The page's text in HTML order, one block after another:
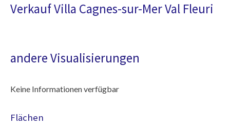
Verkauf Villa Cagnes-sur-Mer Val Fleuri
andere Visualisierungen
Keine Informationen verfügbar
Flächen